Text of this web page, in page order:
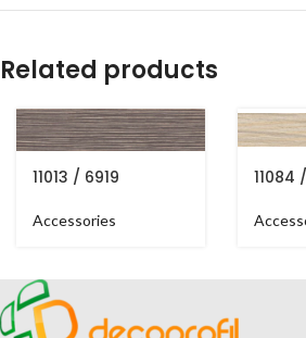
Related products
11013 / 6919
Accessories
11084